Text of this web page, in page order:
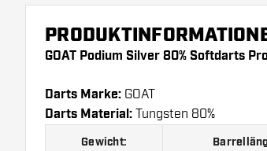
GOAT Podium Silver 80% Softdarts
Darts Marke: GOAT
Darts Material: Tungsten 80%
Gewicht: